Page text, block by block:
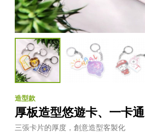
造型款
厚板造型悠遊卡、一卡通
三張卡片的厚度，創意造型客製化